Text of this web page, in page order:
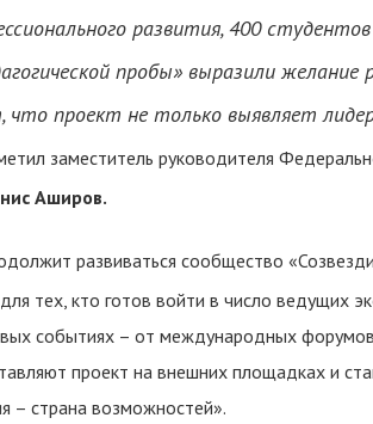
развития, 400
пробы» выразили
проект не только выявляет
заместитель руководителя
Аширов.
развиваться сообщество
тех, кто готов войти в число ведущих
событиях – от международных
проект на внешних площадках и
– страна возможностей».